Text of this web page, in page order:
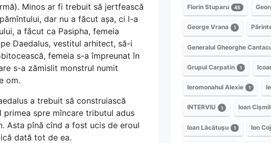
Minos ar fi trebuit să jertfească
dar nu a făcut așa, ci l-a
a făcut ca Pasipha, femeia
Daedalus, vestitul arhitect, să-i
femeia s-a împreunat în
s-a zămislit monstrul numit
om.
a trebuit să construiască
spre mîncare tributul adus
Asta pînă cînd a fost ucis de eroul
dată tot de ea.
Florin Stuparu 45
George Vrana 1
Generalul Gheorghe
Grupul Carpatin 1
Ieromonahul Alexie 1
INTERVIU 1 Ioan
Ioan Lăcătușu 1 Ion